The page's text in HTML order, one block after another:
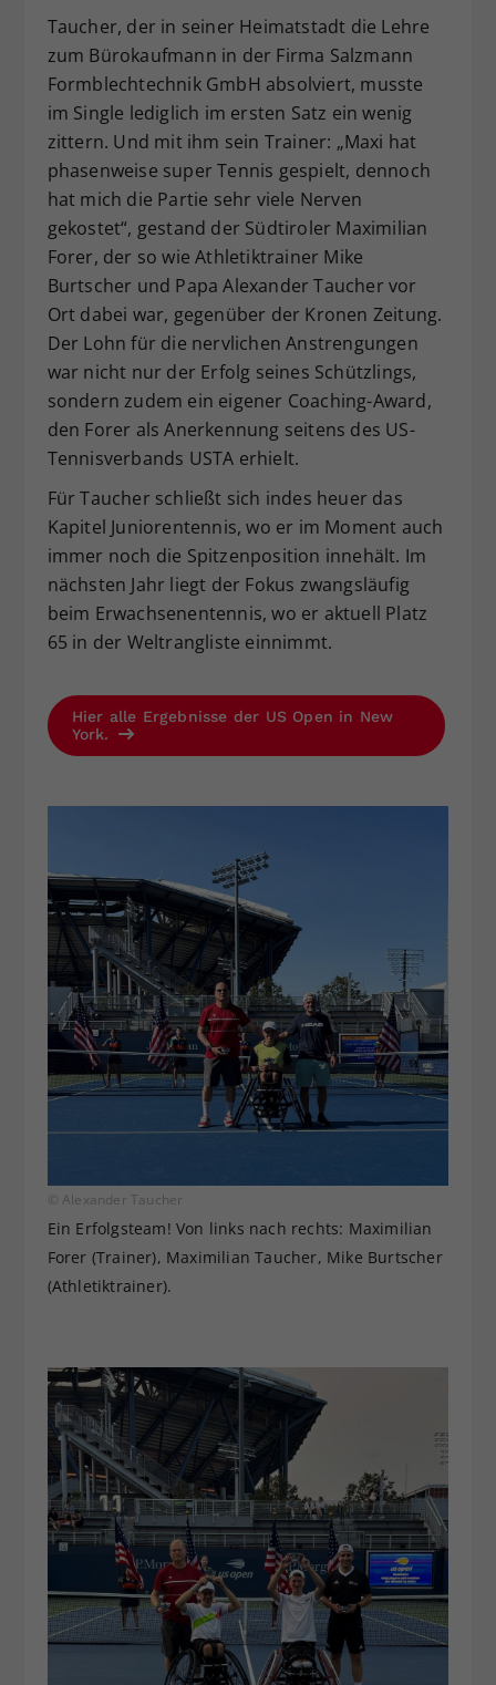
Taucher, der in seiner Heimatstadt die Lehre
zum Bürokaufmann in der Firma Salzmann
Formblechtechnik GmbH absolviert, musste
im Single lediglich im ersten Satz ein wenig
zittern. Und mit ihm sein Trainer: „Maxi hat
phasenweise super Tennis gespielt, dennoch
hat mich die Partie sehr viele Nerven
gekostet“, gestand der Südtiroler Maximilian
Forer, der so wie Athletiktrainer Mike
Burtscher und Papa Alexander Taucher vor
Ort dabei war, gegenüber der Kronen Zeitung.
Der Lohn für die nervlichen Anstrengungen
war nicht nur der Erfolg seines Schützlings,
sondern zudem ein eigener Coaching-Award,
den Forer als Anerkennung seitens des US-
Tennisverbands USTA erhielt.
Für Taucher schließt sich indes heuer das
Kapitel Juniorentennis, wo er im Moment auch
immer noch die Spitzenposition innehält. Im
nächsten Jahr liegt der Fokus zwangsläufig
beim Erwachsenentennis, wo er aktuell Platz
65 in der Weltrangliste einnimmt.
Hier alle Ergebnisse der US Open in New
York.
© Alexander Taucher
Ein Erfolgsteam! Von links nach rechts: Maximilian
Forer (Trainer), Maximilian Taucher, Mike Burtscher
(Athletiktrainer).